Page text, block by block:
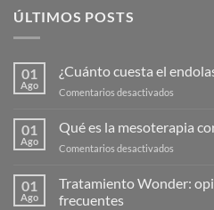
ÚLTIMOS POSTS
01
Ago
¿Cuánto cuesta el
Comentarios desactivados
cuesta
el
Guía
01
Ago
Qué es la mesoterapia
Comentarios desactivados
es
01
Ago
Tratamiento Wonder:
frecuentes